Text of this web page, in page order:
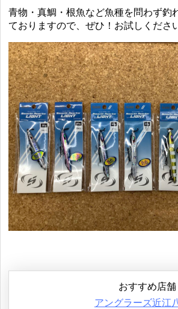
青物・真鯛・根魚など魚種を問わず釣
ておりますので、ぜひ！お試しくださ
おすすめ店舗
アングラーズ近江